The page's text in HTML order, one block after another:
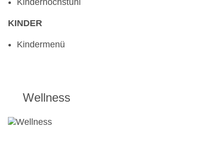
Kinderhochstuhl
KINDER
Kindermenü
Wellness